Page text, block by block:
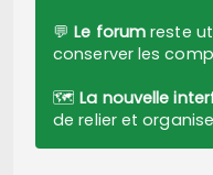
💬Le forum reste
conserver les
🗺️La nouvelle
de relier et